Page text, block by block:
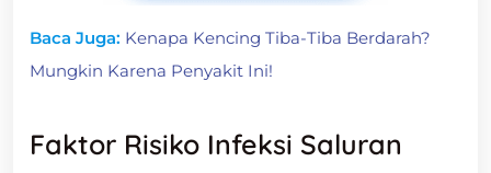
Baca Juga: Kenapa Kencing Tiba-Tiba Berdarah?
Mungkin Karena Penyakit Ini!
Faktor Risiko Infeksi Saluran